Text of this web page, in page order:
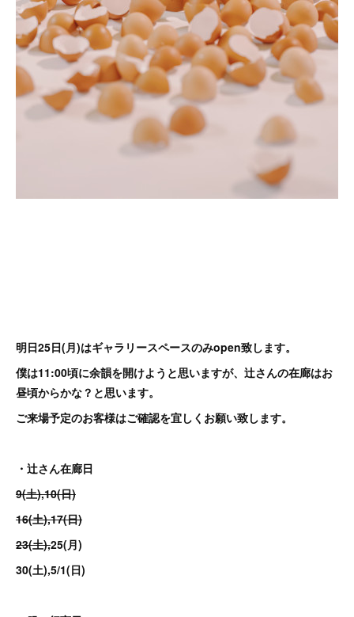
明日25日(月)はギャラリースペースのみopen致します。
僕は11:00頃に余韻を開けようと思いますが、辻󠄀さんの在廊はお
昼頃からかな？と思います。
ご来場予定のお客様はご確認を宜しくお願い致します。
・辻󠄀さん在廊日
9(土),10(日)
16(土),17(日)
23(土),25(月)
30(土),5/1(日)